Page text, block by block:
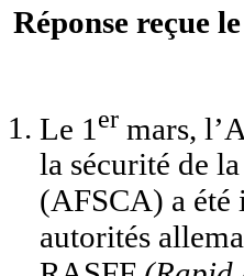
Réponse reçue
Le 1 ermars,
la sécurité de
(AFSCA) a été
autorités